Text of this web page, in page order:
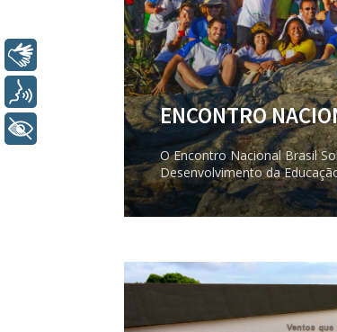
ENCONTRO
O Encontro Nacional Brasil
Desenvolvimento da
+ Acessibilidade